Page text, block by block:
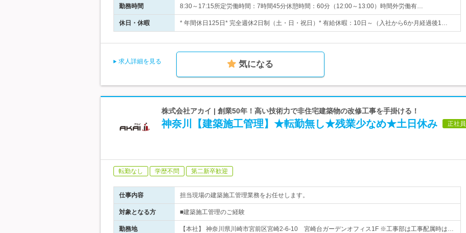
勤務時間 8:30～17:15所定労働時間：7時間45分休憩時間：60分（12:00～13:00）時間外労働有…
休日・休暇 * 年間休日125日* 完全週休2日制（土・日・祝日）* 有給休暇：10日～（入社から6か月経過後1…
求人詳細を見る 気になる
株式会社アカイ | 創業50年！高い技術力で非住宅建築物の改修工事を手掛ける！
神奈川【建築施工管理】★転勤無し★残業少なめ★土日休み 正社員
転勤なし 学歴不問 第二新卒歓迎
仕事内容 担当現場の建築施工管理業務をお任せします。
対象となる方 ■建築施工管理のご経験
勤務地 【本社】 神奈川県川崎市宮前区宮崎2-6-10 宮崎台ガーデンオフィス1F ※工事部は工事配属時は…